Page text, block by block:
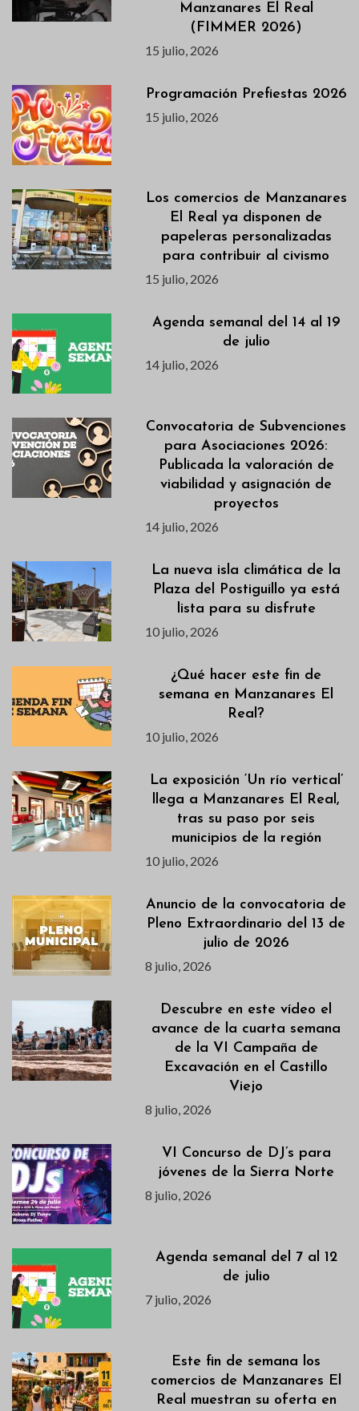
Manzanares El Real
(FIMMER 2026)
15 julio, 2026
Programación Prefiestas 2026
15 julio, 2026
Los comercios de Manzanares
El Real ya disponen de
papeleras personalizadas
para contribuir al civismo
15 julio, 2026
Agenda semanal del 14 al 19
de julio
14 julio, 2026
Convocatoria de Subvenciones
para Asociaciones 2026:
Publicada la valoración de
viabilidad y asignación de
proyectos
14 julio, 2026
La nueva isla climática de la
Plaza del Postiguillo ya está
lista para su disfrute
10 julio, 2026
¿Qué hacer este fin de
semana en Manzanares El
Real?
10 julio, 2026
La exposición ‘Un río vertical’
llega a Manzanares El Real,
tras su paso por seis
municipios de la región
10 julio, 2026
Anuncio de la convocatoria de
Pleno Extraordinario del 13 de
julio de 2026
8 julio, 2026
Descubre en este vídeo el
avance de la cuarta semana
de la VI Campaña de
Excavación en el Castillo
Viejo
8 julio, 2026
VI Concurso de DJ’s para
jóvenes de la Sierra Norte
8 julio, 2026
Agenda semanal del 7 al 12
de julio
7 julio, 2026
Este fin de semana los
comercios de Manzanares El
Real muestran su oferta en